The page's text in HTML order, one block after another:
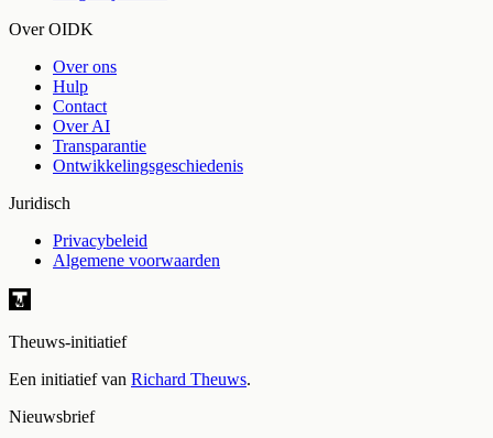
Over OIDK
Over ons
Hulp
Contact
Over AI
Transparantie
Ontwikkelingsgeschiedenis
Juridisch
Privacybeleid
Algemene voorwaarden
Theuws-initiatief
Een initiatief van Richard Theuws.
Nieuwsbrief